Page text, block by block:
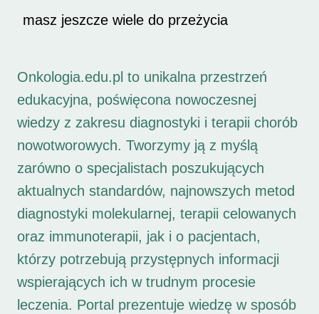
masz jeszcze wiele do przeżycia
Onkologia.edu.pl to unikalna przestrzeń
edukacyjna, poświęcona nowoczesnej
wiedzy z zakresu diagnostyki i terapii chorób
nowotworowych. Tworzymy ją z myślą
zarówno o specjalistach poszukujących
aktualnych standardów, najnowszych metod
diagnostyki molekularnej, terapii celowanych
oraz immunoterapii, jak i o pacjentach,
którzy potrzebują przystępnych informacji
wspierających ich w trudnym procesie
leczenia. Portal prezentuje wiedzę w sposób